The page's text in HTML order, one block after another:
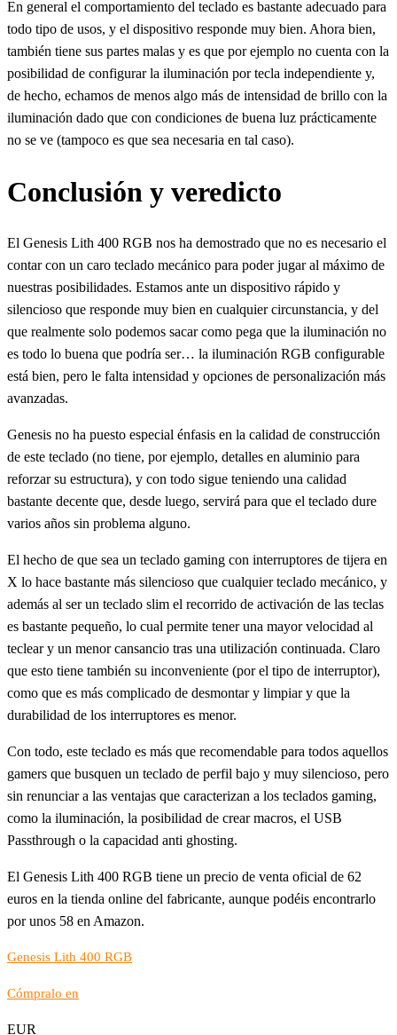
En general el comportamiento del teclado es bastante adecuado para
todo tipo de usos, y el dispositivo responde muy bien. Ahora bien,
también tiene sus partes malas y es que por ejemplo no cuenta con la
posibilidad de configurar la iluminación por tecla independiente y,
de hecho, echamos de menos algo más de intensidad de brillo con la
iluminación dado que con condiciones de buena luz prácticamente
no se ve (tampoco es que sea necesaria en tal caso).
Conclusión y veredicto
El Genesis Lith 400 RGB nos ha demostrado que no es necesario el
contar con un caro teclado mecánico para poder jugar al máximo de
nuestras posibilidades. Estamos ante un dispositivo rápido y
silencioso que responde muy bien en cualquier circunstancia, y del
que realmente solo podemos sacar como pega que la iluminación no
es todo lo buena que podría ser… la iluminación RGB configurable
está bien, pero le falta intensidad y opciones de personalización más
avanzadas.
Genesis no ha puesto especial énfasis en la calidad de construcción
de este teclado (no tiene, por ejemplo, detalles en aluminio para
reforzar su estructura), y con todo sigue teniendo una calidad
bastante decente que, desde luego, servirá para que el teclado dure
varios años sin problema alguno.
El hecho de que sea un teclado gaming con interruptores de tijera en
X lo hace bastante más silencioso que cualquier teclado mecánico, y
además al ser un teclado slim el recorrido de activación de las teclas
es bastante pequeño, lo cual permite tener una mayor velocidad al
teclear y un menor cansancio tras una utilización continuada. Claro
que esto tiene también su inconveniente (por el tipo de interruptor),
como que es más complicado de desmontar y limpiar y que la
durabilidad de los interruptores es menor.
Con todo, este teclado es más que recomendable para todos aquellos
gamers que busquen un teclado de perfil bajo y muy silencioso, pero
sin renunciar a las ventajas que caracterizan a los teclados gaming,
como la iluminación, la posibilidad de crear macros, el USB
Passthrough o la capacidad anti ghosting.
El Genesis Lith 400 RGB tiene un precio de venta oficial de 62
euros en la tienda online del fabricante, aunque podéis encontrarlo
por unos 58 en Amazon.
Genesis Lith 400 RGB
Cómpralo en
EUR